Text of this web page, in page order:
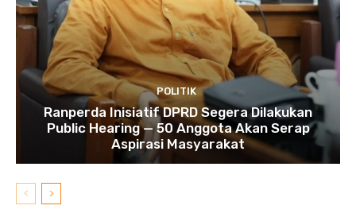
POLITIK
Ranperda Inisiatif DPRD Segera Dilakukan
Public Hearing — 50 Anggota Akan Serap
Aspirasi Masyarakat